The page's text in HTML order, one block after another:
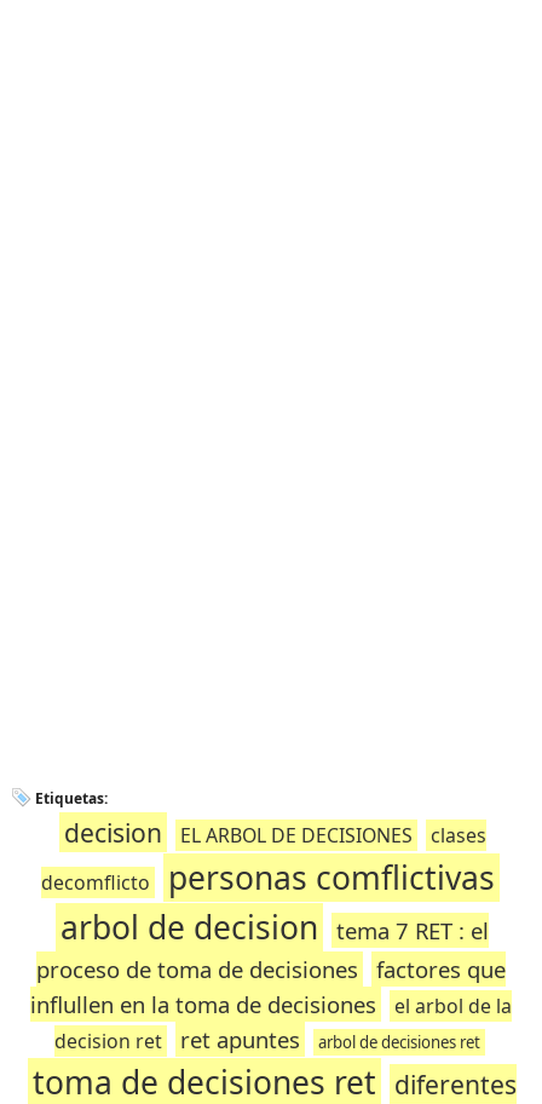
Etiquetas:
decision EL ARBOL DE DECISIONES
clases
decomflicto
personas comflictivas
arbol de decision
tema 7 RET : el
proceso de toma de decisiones
factores que
influllen en la toma de decisiones
el arbol de la
decision ret
ret apuntes arbol de decisiones ret
toma de decisiones ret diferentes